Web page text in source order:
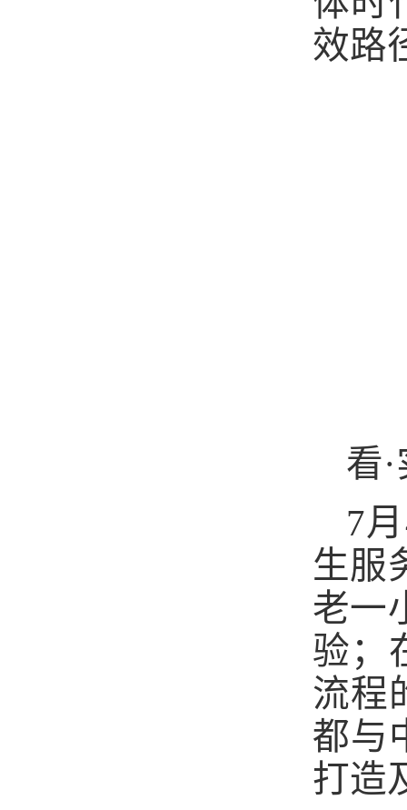
效路
看
7
生服
老一
验；
流程
都与
打造